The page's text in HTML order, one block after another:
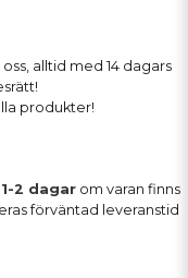
alltid med 14 dagars
produkter!
1-2 dagar om varan finns
förväntad leveranstid